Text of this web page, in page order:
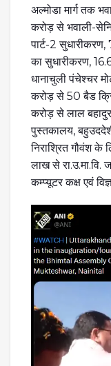
अल्मोडा मार्ग तक
करोड़ से भवाली-
पार्ट-2 सुधारीकरण,
का सुधारीकरण,
धानाचुली पंचेश्चर
करोड़ से 50 बैड
करोड़ से लाल बहादुर
पुस्तकालय,
निराश्रित गौवंश के
लाख से रा.उ.मा.वि.
कम्प्यूटर कक्ष एवं